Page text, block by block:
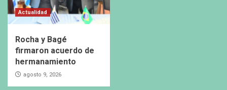
Actualidad
Rocha y Bagé
firmaron acuerdo de
hermanamiento
agosto 9, 2026